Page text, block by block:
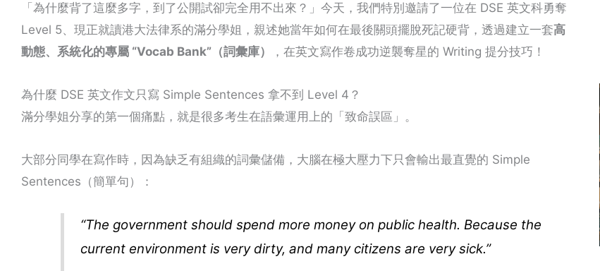
「為什麼背了這麼多字，到了公開試卻完全用不出來？」今天，我們特別邀請了一位在 DSE 英文科勇奪
Level 5、現正就讀港大法律系的滿分學姐，親述她當年如何在最後關頭擺脫死記硬背，透過建立一套高
動態、系統化的專屬 “Vocab Bank”（詞彙庫）
，在英文寫作卷成功逆襲奪星的 Writing 提分技巧！
為什麼 DSE 英文作文只寫 Simple Sentences 拿不到 Level 4？
滿分學姐分享的第一個痛點，就是很多考生在語彙運用上的「致命誤區」。
大部分同學在寫作時，因為缺乏有組織的詞彙儲備，大腦在極大壓力下只會輸出最直覺的 Simple
Sentences（簡單句）：
“The government should spend more money on public health. Because the
current environment is very dirty, and many citizens are very sick.”